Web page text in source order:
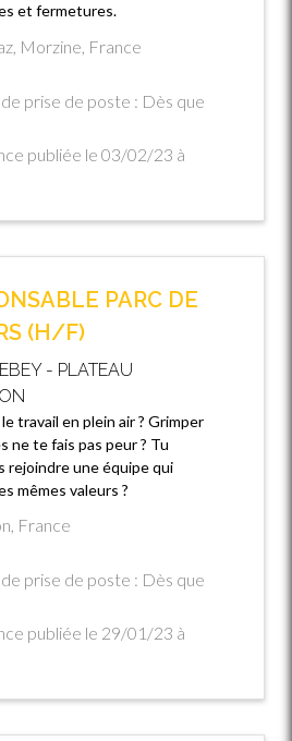
et fermetures.
Morzine, France
prise de poste : Dès que
publiée le 03/02/23 à
PARC DE
(H/F)
- PLATEAU
travail en plein air ? Grimper
ne te fais pas peur ? Tu
rejoindre une équipe qui
mêmes valeurs ?
France
prise de poste : Dès que
publiée le 29/01/23 à